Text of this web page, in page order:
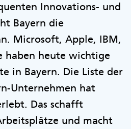
Innovations- und
Bayern die
Microsoft, Apple, IBM,
haben heute wichtige
in Bayern. Die Liste der
Unternehmen hat
Das schafft
und macht